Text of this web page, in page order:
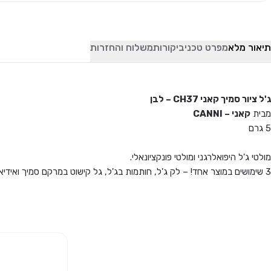
תיאור מלאמפרט טכניביקורותמשלוח והחזרות
ג'ל ציור סמיך קאני CH37 – לבן
מבית קאני – CANNI
5 גרם
מולטי ג'ל היפואלרגני ומולטי פונקציונאלי.
3 שימושים במוצר אחד! – לק ג'ל, חותמות בג'ל, גל קישוט במרקם סמיך ואידיאלי.